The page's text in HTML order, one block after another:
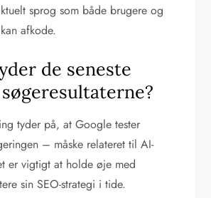
sprog som både brugere og
afkode.
de seneste
tyder på, at Google tester
– måske relateret til AI-
er vigtigt at holde øje med
sin SEO-strategi i tide.